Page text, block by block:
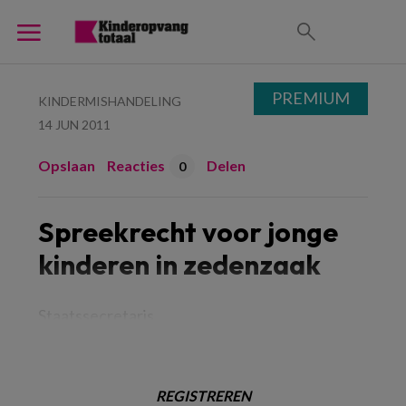
KINDERMISHANDELING
14 JUN 2011
Opslaan Reacties 0 Delen
Spreekrecht voor jonge
kinderen in zedenzaak
REGISTREREN
PREMIUM